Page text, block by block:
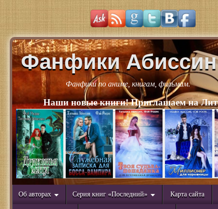
Фанфики Абиссин
Фанфики по аниме, книгам, фильмам.
Наши новые книги! Приглашаем на
Об авторах Серия книг «Последний» Карта сайта